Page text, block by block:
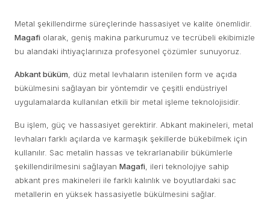
Metal şekillendirme süreçlerinde hassasiyet ve kalite önemlidir.
Magafiolarak, geniş makina parkurumuz ve tecrübeli ekibimizle
bu alandaki ihtiyaçlarınıza profesyonel çözümler sunuyoruz.
Abkant büküm, düz metal levhaların istenilen form ve açıda
bükülmesini sağlayan bir yöntemdir ve çeşitli endüstriyel
uygulamalarda kullanılan etkili bir metal işleme teknolojisidir.
Bu işlem, güç ve hassasiyet gerektirir. Abkant makineleri, metal
levhaları farklı açılarda ve karmaşık şekillerde bükebilmek için
kullanılır. Sac metalin hassas ve tekrarlanabilir bükümlerle
şekillendirilmesini sağlayan Magafi, ileri teknolojiye sahip
abkant pres makineleri ile farklı kalınlık ve boyutlardaki sac
metallerin en yüksek hassasiyetle bükülmesini sağlar.